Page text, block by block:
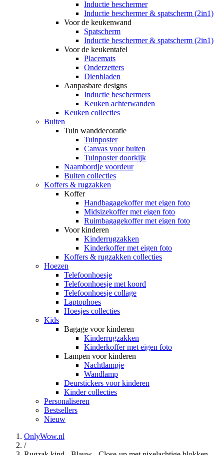
Inductie beschermer
Inductie beschermer & spatscherm (2in1)
Voor de keukenwand
Spatscherm
Inductie beschermer & spatscherm (2in1)
Voor de keukentafel
Placemats
Onderzetters
Dienbladen
Aanpasbare designs
Inductie beschermers
Keuken achterwanden
Keuken collecties
Buiten
Tuin wanddecoratie
Tuinposter
Canvas voor buiten
Tuinposter doorkijk
Naambordje voordeur
Buiten collecties
Koffers & rugzakken
Koffer
Handbagagekoffer met eigen foto
Midsizekoffer met eigen foto
Ruimbagagekoffer met eigen foto
Voor kinderen
Kinderrugzakken
Kinderkoffer met eigen foto
Koffers & rugzakken collecties
Hoezen
Telefoonhoesje
Telefoonhoesje met koord
Telefoonhoesje collage
Laptophoes
Hoesjes collecties
Kids
Bagage voor kinderen
Kinderrugzakken
Kinderkoffer met eigen foto
Lampen voor kinderen
Nachtlampje
Wandlamp
Deurstickers voor kinderen
Kinder collecties
Personaliseren
Bestsellers
Nieuw
OnlyWow.nl
/